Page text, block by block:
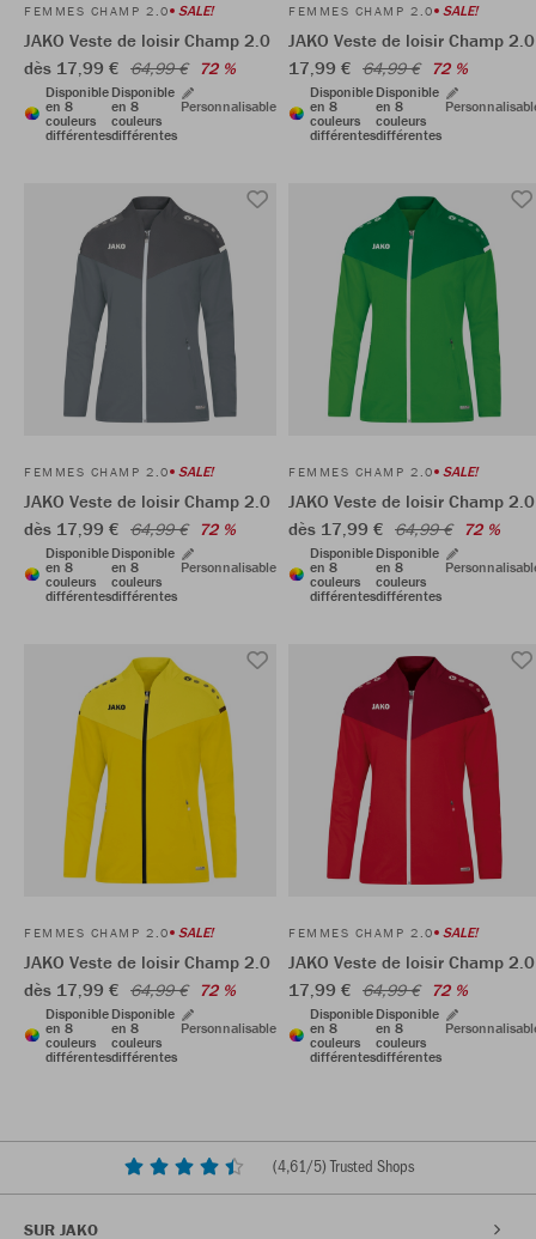
FEMMES CHAMP 2.0 SALE!
JAKO Veste de loisir Champ 2.0
dès 17,99 € 64,99 € 72 %
Disponible
en 8
couleurs
différentes
Disponible
en 8
couleurs
différentes
Personnalisable
FEMMES CHAMP 2.0 SALE!
JAKO Veste de loisir Champ 2.0
17,99 € 64,99 € 72 %
Disponible
en 8
couleurs
différentes
Disponible
en 8
couleurs
différentes
FEMMES CHAMP 2.0 SALE!
JAKO Veste de loisir Champ 2.0
dès 17,99 € 64,99 € 72 %
Disponible
en 8
couleurs
différentes
Disponible
en 8
couleurs
différentes
Personnalisable
FEMMES CHAMP 2.0 SALE!
JAKO Veste de loisir Champ 2.0
dès 17,99 € 64,99 € 72 %
Disponible
en 8
couleurs
différentes
Disponible
en 8
couleurs
différentes
FEMMES CHAMP 2.0 SALE!
JAKO Veste de loisir Champ 2.0
dès 17,99 € 64,99 € 72 %
Disponible
en 8
couleurs
différentes
Disponible
en 8
couleurs
différentes
Personnalisable
FEMMES CHAMP 2.0 SALE!
JAKO Veste de loisir Champ 2.0
17,99 € 64,99 € 72 %
Disponible
en 8
couleurs
différentes
Disponible
en 8
couleurs
différentes
(4,61/5) Trusted Shops
SUR JAKO